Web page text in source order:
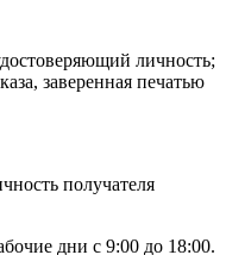
личность;
заверенная печатью
получателя
дни с 9:00 до 18:00.